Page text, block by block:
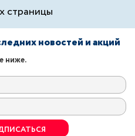
страницы
новостей и акций
ниже.